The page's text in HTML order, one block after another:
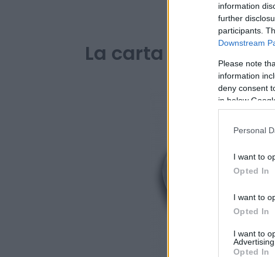
information
further
participants.
Downstream
Please note
information
deny consent
in below
Personal
I want to
Opted In
I want to
Opted In
I want to
Advertising.
Opted In
PARA
La carta digital